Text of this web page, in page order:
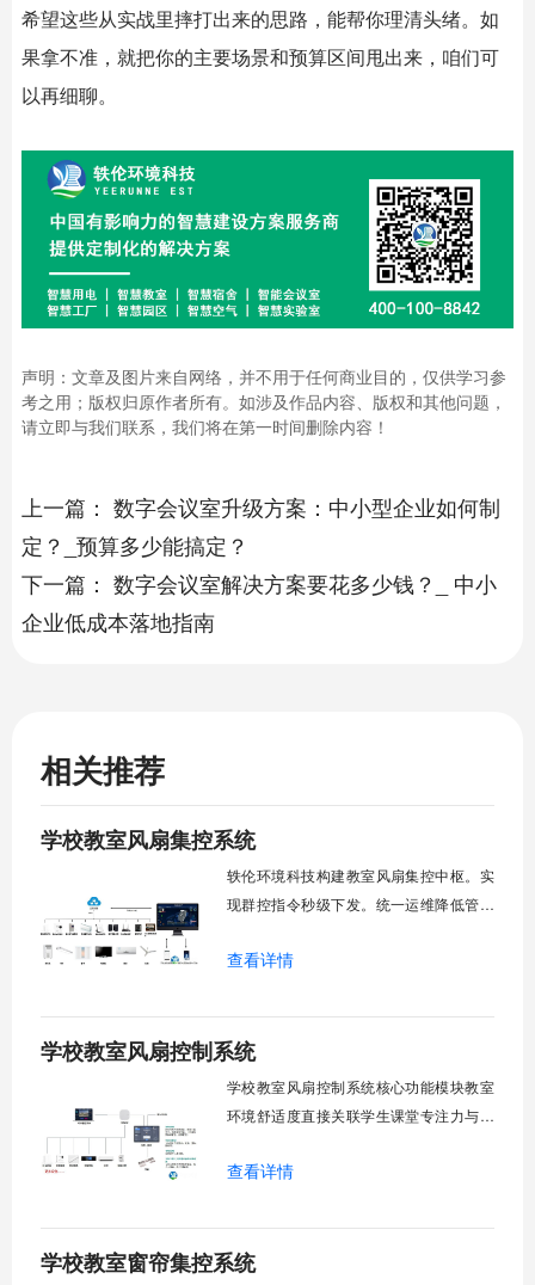
希望这些从实战里摔打出来的思路，能帮你理清头绪。如
果拿不准，就把你的主要场景和预算区间甩出来，咱们可
以再细聊。
声明：文章及图片来自网络，并不用于任何商业目的，仅供学习参
考之用；版权归原作者所有。如涉及作品内容、版权和其他问题，
请立即与我们联系，我们将在第一时间删除内容！
上一篇： 数字会议室升级方案：中小型企业如何制
定？_预算多少能搞定？
下一篇： 数字会议室解决方案要花多少钱？_ 中小
企业低成本落地指南
相关推荐
学校教室风扇集控系统
轶伦环境科技构建教室风扇集控中枢。实
现群控指令秒级下发。统一运维降低管理
巡检盲区。保障教学环境温湿度适宜。数
块清单：远程集中控制。智能定时调度。
环境自适应调节。能耗监测统计。故障预
查看详情
学校教室风扇控制系统
学校教室风扇控制系统核心功能模块教室
环境舒适度直接关联学生课堂专注力与学
领域，打造教室风扇控制系统，实现温度
分组联动、安全防护六大模块一体化运
行，为学校提供精细化风扇管理方案。
查看详情
学校教室窗帘集控系统